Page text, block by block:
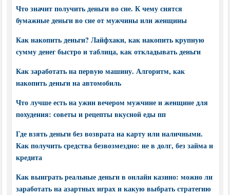
Что значит получить деньги во сне. К чему снятся
бумажные деньги во сне от мужчины или женщины
Как накопить деньги? Лайфхаки, как накопить крупную
сумму денег быстро и таблица, как откладывать деньги
Как заработать на первую машину. Алгоритм, как
накопить деньги на автомобиль
Что лучше есть на ужин вечером мужчине и женщине для
похудения: советы и рецепты вкусной еды пп
Где взять деньги без возврата на карту или наличными.
Как получить средства безвозмездно: не в долг, без займа и
кредита
Как выиграть реальные деньги в онлайн казино: можно ли
заработать на азартных играх и какую выбрать стратегию